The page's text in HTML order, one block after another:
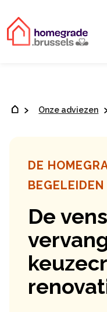
Onze adviezen
DE
BEGELEIDEN
De